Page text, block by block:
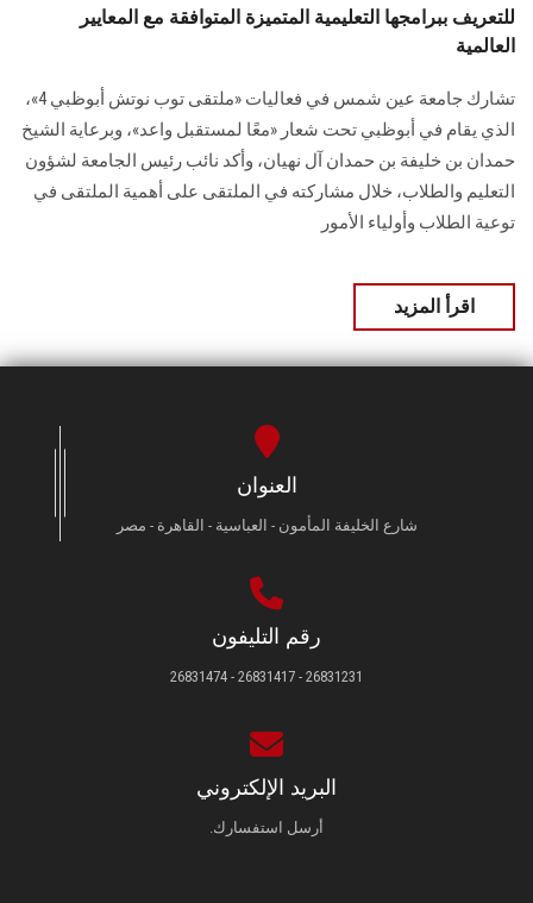
سجل الان
للتعريف ببرامجها التعليمية المتميزة المتوافقة مع المعايير
العالمية
تشارك جامعة عين شمس في فعاليات «ملتقى توب نوتش أبوظبي 4»،
الذي يقام في أبوظبي تحت شعار «معًا لمستقبل واعد»، وبرعاية الشيخ
حمدان بن خليفة بن حمدان آل نهيان، وأكد نائب رئيس الجامعة لشؤون
التعليم والطلاب، خلال مشاركته في الملتقى على أهمية الملتقى في
توعية الطلاب وأولياء الأمور
اقرأ المزيد
العنوان
شارع الخليفة المأمون - العباسية - القاهرة - مصر
رقم التليفون
26831231 - 26831417 - 26831474
البريد الإلكتروني
أرسل استفسارك.